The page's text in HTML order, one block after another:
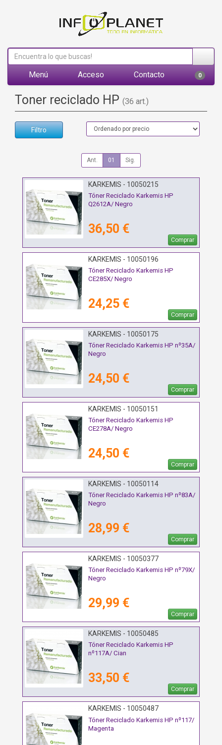
Menú Acceso Contacto 0
Toner reciclado HP (36 art.)
Filtro
Ant. 01 Sig.
KARKEMIS - 10050215
Tóner Reciclado Karkemis HP
Q2612A/ Negro
36,50 €
Comprar
KARKEMIS - 10050196
Tóner Reciclado Karkemis HP
CE285X/ Negro
24,25 €
Comprar
KARKEMIS - 10050175
Tóner Reciclado Karkemis HP nº35A/
Negro
24,50 €
Comprar
KARKEMIS - 10050151
Tóner Reciclado Karkemis HP
CE278A/ Negro
24,50 €
Comprar
KARKEMIS - 10050114
Tóner Reciclado Karkemis HP nº83A/
Negro
28,99 €
Comprar
KARKEMIS - 10050377
Tóner Reciclado Karkemis HP nº79X/
Negro
29,99 €
Comprar
KARKEMIS - 10050485
Tóner Reciclado Karkemis HP
nº117A/ Cian
33,50 €
Comprar
KARKEMIS - 10050487
Tóner Reciclado Karkemis HP nº117/
Magenta